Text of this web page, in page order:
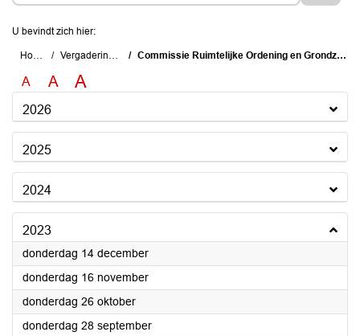
U bevindt zich hier:
Home Vergaderingen Commissie Ruimtelijke Ordening en Grondzaken
A A A
2026
2025
2024
2023
donderdag 14 december2023
donderdag 16 november2023
donderdag 26 oktober2023
donderdag 28 september2023